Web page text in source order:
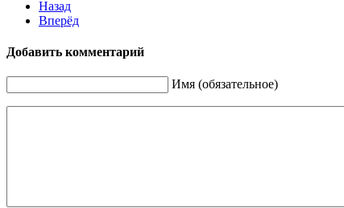
Назад
Вперёд
Добавить комментарий
Имя (обязательное)